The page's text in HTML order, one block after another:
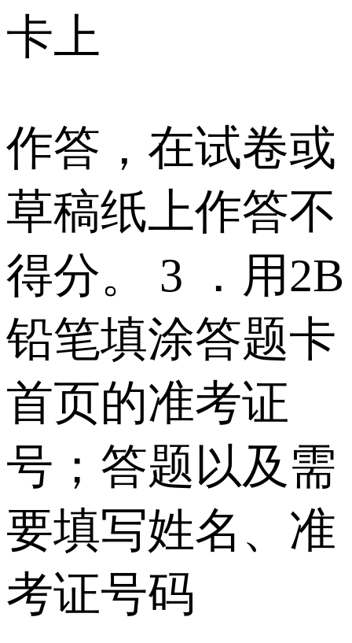
卡上
作答，在试卷或
草稿纸上作答不
得分。 3 ．用2B
铅笔填涂答题卡
首页的准考证
号；答题以及需
要填写姓名、准
考证号码